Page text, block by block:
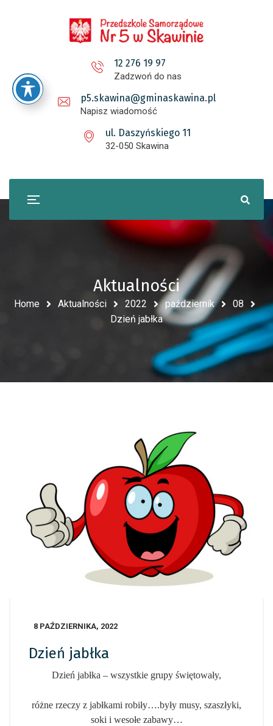
12 276 19 97
Zadzwoń do nas
p5.skawina@gminaskawina.pl
Napisz wiadomość
ul. Daszyńskiego 11
32-050 Skawina
Aktualności
Home Aktualności 2022 październik
08
Dzień jabłka
8 PAŹDZIERNIKA, 2022
Dzień jabłka
Dzień jabłka – wszystkie grupy świętowały,
różne rzeczy z jabłkami robiły….były musy, szaszłyki,
soki i wesołe zabawy…